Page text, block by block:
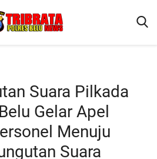
Suara Pilkada
Gelar Apel
Menuju
Suara